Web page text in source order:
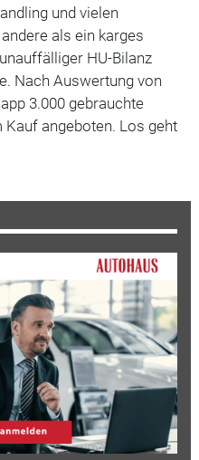
und vielen
als ein karges
HU-Bilanz
Nach Auswertung von
3.000 gebrauchte
angeboten. Los geht